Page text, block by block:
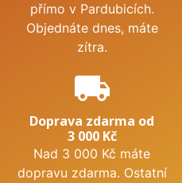
přímo v Pardubicích.
Objednáte dnes, máte
zítra.
local_shipping
Doprava zdarma od
3 000 Kč
Nad 3 000 Kč máte
dopravu zdarma. Ostatní